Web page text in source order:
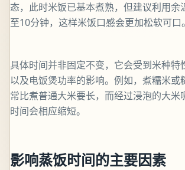
态，此时米饭已基本煮熟，但建议利用余
至10分钟，这样米饭口感会更加松软可口。
具体时间并非固定不变，它会受到米种特
以及电饭煲功率的影响。例如，煮糯米或
常比煮普通大米要长，而经过浸泡的大米
时间会相应缩短。
影响蒸饭时间的主要因素